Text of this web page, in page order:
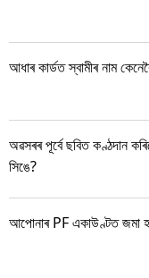
আধাৰ কাৰ্ডত স্বামীৰ নাম
অৱসৰৰ পূৰ্বে ছবিত কণ্ঠদান
সিঙে?
আপোনাৰ PF একাউণ্টত জমা